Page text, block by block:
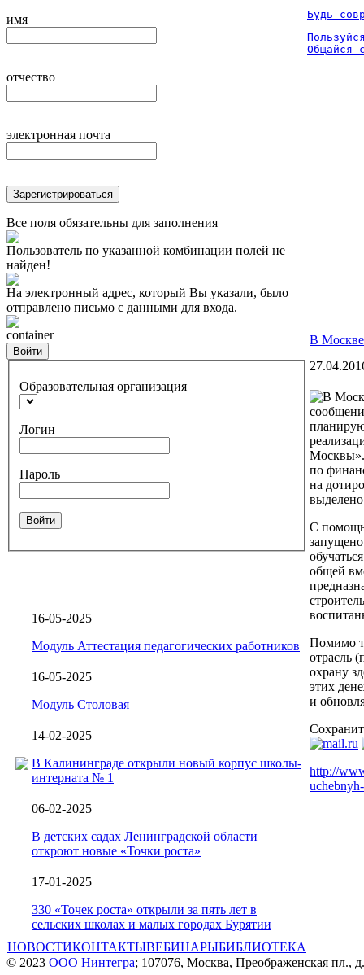
имя
отчество
электронная почта
Зарегистрироваться
Все поля обязательны для заполнения
Пользователь по указанной комбинации полей не
найден!
На электронный адрес, который Вы указали, было
отправлено письмо с данными для входа.
container
Войти
Образовательная организация
Логин
Пароль
Войти
16-05-2025
Модуль Аттестация педагогических работников
16-05-2025
Модуль Столовая
14-02-2025
В Калининграде открыли новый корпус школы-
интерната № 1
06-02-2025
В детских садах Ленинградской области
откроют новые «Точки роста»
17-01-2025
330 «Точек роста» открыли за пять лет в
сельских школах и малых городах Бурятии
Будь
Общайся
В Москве
Москвы».
по
на
С
запущено
общей
Помимо
отрасль
охрану
этих
и
http://
НОВОСТИКОНТАКТЫВЕБИНАРЫБИБЛИОТЕКА
© 2023 ООО Нинтегра; 107076, Москва, Преображенская пл.,